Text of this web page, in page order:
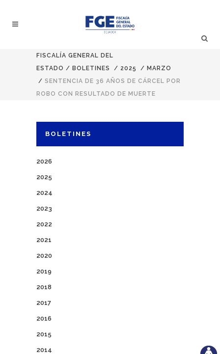
FISCALÍA GENERAL DEL
ESTADO / BOLETINES / 2025 / MARZO
/ SENTENCIA DE 36 AÑOS DE CÁRCEL POR
ROBO CON RESULTADO DE MUERTE
BOLETINES
2026
2025
2024
2023
2022
2021
2020
2019
2018
2017
2016
2015
2014